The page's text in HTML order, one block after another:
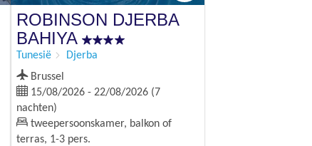
ROBINSON DJERBA
BAHIYA
Tunesië
Djerba
Brussel
15/08/2026 - 22/08/2026 (7
nachten)
tweepersoonskamer, balkon of
terras, 1-3 pers.